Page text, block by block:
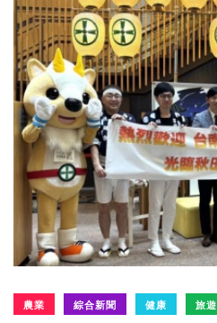
農業 綜合新聞 健康 旅遊